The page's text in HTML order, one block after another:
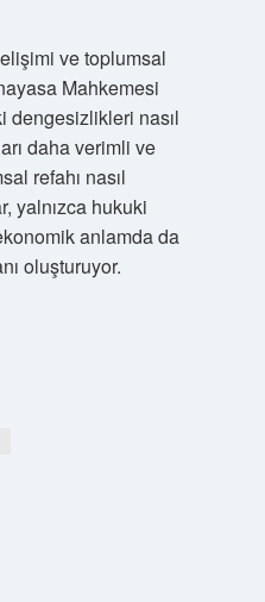
ve toplumsal
Mahkemesi
dengesizlikleri nasıl
daha verimli ve
refahı nasıl
yalnızca hukuki
anlamda da
oluşturuyor.